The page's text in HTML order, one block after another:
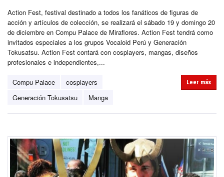
Action Fest, festival destinado a todos los fanáticos de figuras de
acción y artículos de colección, se realizará el sábado 19 y domingo 20
de diciembre en Compu Palace de Miraflores. Action Fest tendrá como
invitados especiales a los grupos Vocaloid Perú y Generación
Tokusatsu. Action Fest contará con cosplayers, mangas, diseños
profesionales e independientes,...
Compu Palace
cosplayers
Generación Tokusatsu
Manga
Leer más